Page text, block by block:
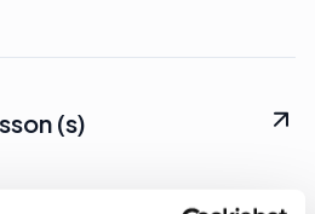
(s)